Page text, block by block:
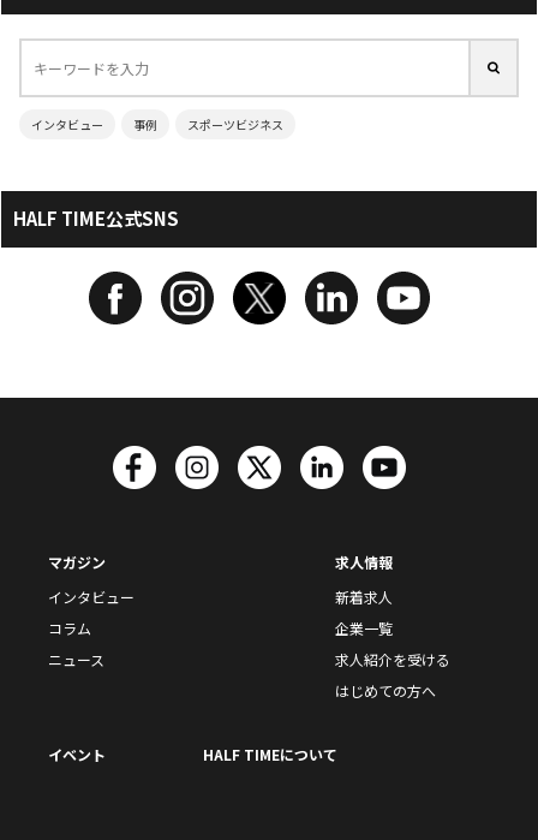
インタビュー 事例 スポーツビジネス
HALF TIME公式SNS
マガジン
インタビュー
コラム
ニュース
求人情報
新着求人
企業一覧
求人紹介を受ける
はじめての方へ
イベント HALF TIMEについて